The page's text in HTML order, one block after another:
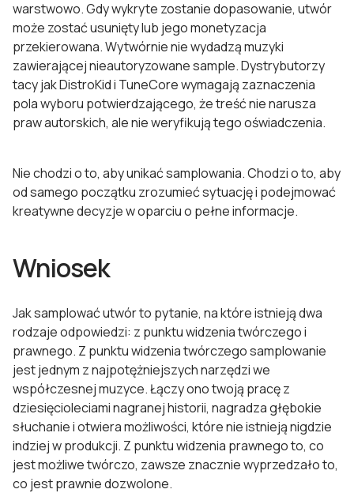
warstwowo. Gdy wykryte zostanie dopasowanie, utwór
może zostać usunięty lub jego monetyzacja
przekierowana. Wytwórnie nie wydadzą muzyki
zawierającej nieautoryzowane sample. Dystrybutorzy
tacy jak DistroKid i TuneCore wymagają zaznaczenia
pola wyboru potwierdzającego, że treść nie narusza
praw autorskich, ale nie weryfikują tego oświadczenia.
Nie chodzi o to, aby unikać samplowania. Chodzi o to, aby
od samego początku zrozumieć sytuację i podejmować
kreatywne decyzje w oparciu o pełne informacje.
Wniosek
Jak samplować utwór to pytanie, na które istnieją dwa
rodzaje odpowiedzi: z punktu widzenia twórczego i
prawnego. Z punktu widzenia twórczego samplowanie
jest jednym z najpotężniejszych narzędzi we
współczesnej muzyce. Łączy ono twoją pracę z
dziesięcioleciami nagranej historii, nagradza głębokie
słuchanie i otwiera możliwości, które nie istnieją nigdzie
indziej w produkcji. Z punktu widzenia prawnego to, co
jest możliwe twórczo, zawsze znacznie wyprzedzało to,
co jest prawnie dozwolone.